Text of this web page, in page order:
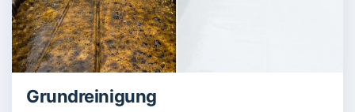
Grundreinigung